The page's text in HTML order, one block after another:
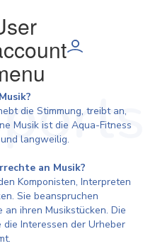
die Stimmung, treibt an,
Musik ist die Aqua-Fitness
langweilig.
an Musik?
Komponisten, Interpreten
Sie beanspruchen
ihren Musikstücken. Die
Interessen der Urheber